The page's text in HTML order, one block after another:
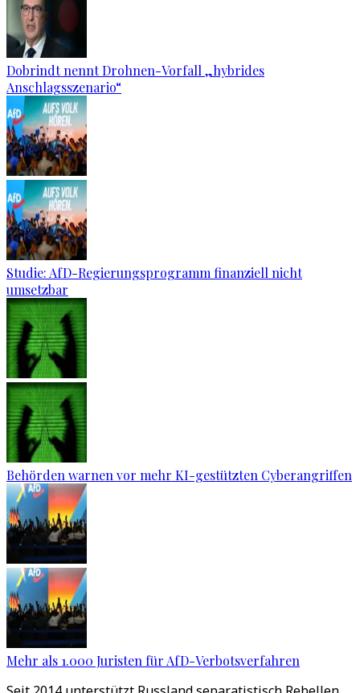
Dobrindt nennt Drohnen-Vorfall „hybrides
Anschlagsszenario“
Studie: AfD-Regierungsprogramm finanziell nicht
umsetzbar
Behörden warnen vor mehr KI-gestützten Cyberangriffen
Mehr als 1.000 Juristen für AfD-Verbotsverfahren